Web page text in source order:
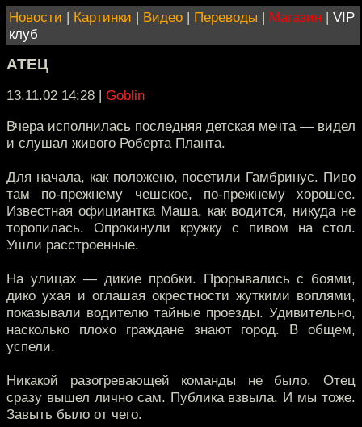
Новости | Картинки | Видео | Переводы | Магазин | VIP
клуб
АТЕЦ
13.11.02 14:28 | Goblin
Вчера исполнилась последняя детская мечта — видел
и слушал живого Роберта Планта.
Для начала, как положено, посетили Гамбринус. Пиво
там по-прежнему чешское, по-прежнему хорошее.
Известная официантка Маша, как водится, никуда не
торопилась. Опрокинули кружку с пивом на стол.
Ушли расстроенные.
На улицах — дикие пробки. Прорывались с боями,
дико ухая и оглашая окрестности жуткими воплями,
показывали водителю тайные проезды. Удивительно,
насколько плохо граждане знают город. В общем,
успели.
Никакой разогревающей команды не было. Отец
сразу вышел лично сам. Публика взвыла. И мы тоже.
Завыть было от чего.